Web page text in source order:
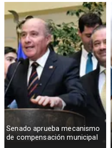
Senado aprueba mecanismo
de compensación municipal